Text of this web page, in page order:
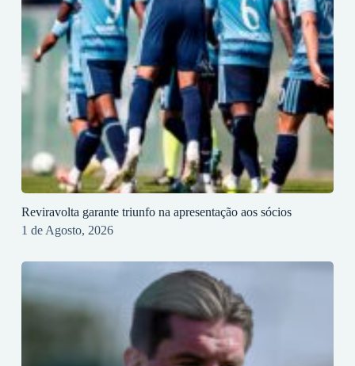
Reviravolta garante triunfo na apresentação aos sócios
1 de Agosto, 2026